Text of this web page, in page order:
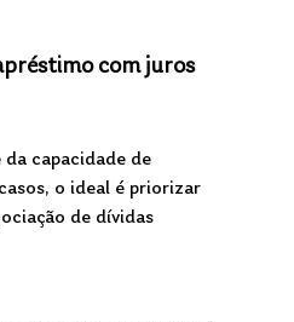
com juros
capacidade de
o ideal é priorizar
de dívidas